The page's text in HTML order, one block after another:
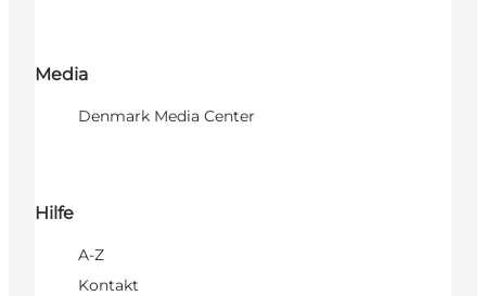
Media
Denmark Media Center
Hilfe
A-Z
Kontakt